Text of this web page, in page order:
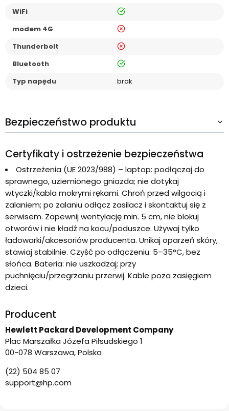
WiFi
tak
modem 4G
nie
Thunderbolt
nie
Bluetooth
tak
Typ napędu
brak
Bezpieczeństwo produktu
Certyfikaty i ostrzeżenie bezpieczeństwa
Ostrzeżenia (UE 2023/988) – laptop: podłączaj do
sprawnego, uziemionego gniazda; nie dotykaj
wtyczki/kabla mokrymi rękami. Chroń przed wilgocią i
zalaniem; po zalaniu odłącz zasilacz i skontaktuj się z
serwisem. Zapewnij wentylację min. 5 cm, nie blokuj
otworów i nie kładź na kocu/poduszce. Używaj tylko
ładowarki/akcesoriów producenta. Unikaj oparzeń skóry,
stawiaj stabilnie. Czyść po odłączeniu. 5–35°C, bez
słońca. Bateria: nie uszkadzaj; przy
puchnięciu/przegrzaniu przerwij. Kable poza zasięgiem
dzieci.
Producent
Hewlett Packard Development Company
Plac Marszałka Józefa Piłsudskiego 1
00-078 Warszawa, Polska
(22) 504 85 07
support@hp.com